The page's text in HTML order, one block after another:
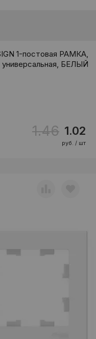
1-постовая РАМКА,
универсальная, БЕЛЫЙ
1.46 1.02
руб. / шт